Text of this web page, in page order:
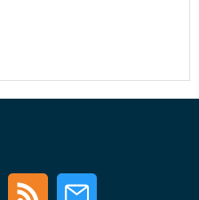
InstagramRSS Newsletter